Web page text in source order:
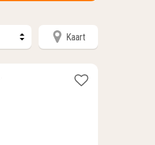
Kaart